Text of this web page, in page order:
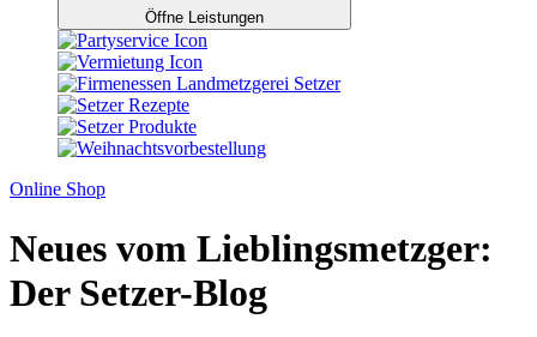
Öffne Leistungen
Online Shop
Neues vom Lieblingsmetzger:
Der Setzer-Blog